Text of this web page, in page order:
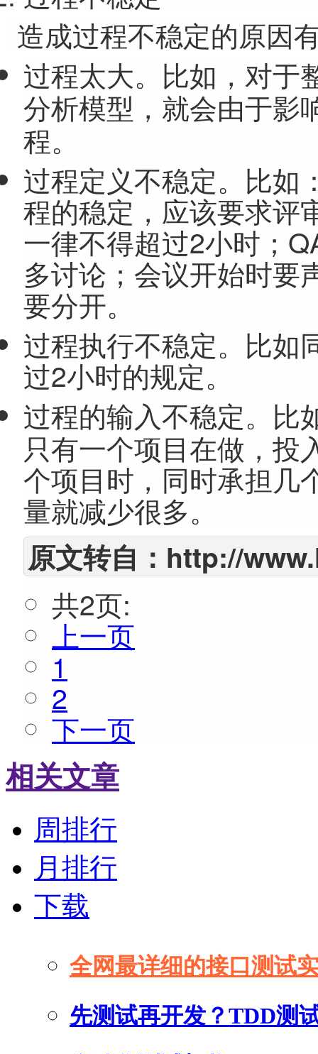
造成过程不稳定的原因
过程太大。比如，对于
分析模型，就会由于影
程。
过程定义不稳定。比如
程的稳定，应该要求评
一律不得超过2小时；
多讨论；会议开始时要
要分开。
过程执行不稳定。比如
过2小时的规定。
过程的输入不稳定。比
只有一个项目在做，投
个项目时，同时承担几
量就减少很多。
原文转自： http://
共2页:
上一页
1
2
下一页
相关文章
周排行
月排行
下载
全网最详细的接口测试
先测试再开发？TDD测